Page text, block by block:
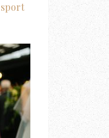
sport